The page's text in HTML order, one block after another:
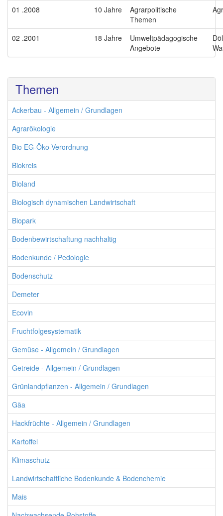
01 .2008 10 Jahre
Agrarpolitische
Themen
02 .2001 18 Jahre
Umweltpädagogische
Angebote
Themen
Ackerbau - Allgemein / Grundlagen
Agrarökologie
Bio EG-Öko-Verordnung
Biokreis
Bioland
Biologisch dynamischen Landwirtschaft
Biopark
Bodenbewirtschaftung nachhaltig
Bodenkunde / Pedologie
Bodenschutz
Demeter
Ecovin
Fruchtfolgesystematik
Gemüse - Allgemein / Grundlagen
Getreide - Allgemein / Grundlagen
Grünlandpflanzen - Allgemein / Grundlagen
Gäa
Hackfrüchte - Allgemein / Grundlagen
Kartoffel
Klimaschutz
Landwirtschaftliche Bodenkunde & Bodenchemie
Mais